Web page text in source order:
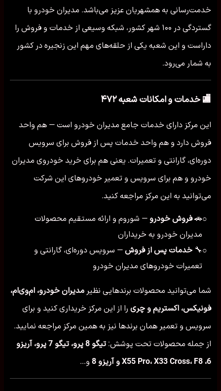
خدمت‌رسانی به همشهریان عزیز می‌باشد. مدیران خودرو با
گستردگی در ۱۰۰ شهر کشور، شبکه وسیعی از خدمات و فروش را
داراست و این شعبه یکی از حلقه‌های مهم این زنجیره در کشور
به شمار می‌رود.
🏬 خدمات و امکانات شعبه ۴۷۲
این مرکز دارای خدمات جامع مدیران خودرو است — هم واحد
فروش دارد و هم واحد خدمات پس از فروش برای سرویس
دوره‌ای، گارانتی و تعمیرات. یعنی هم برای خرید خودروی مدیران
خودرو و هم برای سرویس و تعمیر خودروهای این شرکت
می‌توانید به این مرکز مراجعه کنید.
○
🚗فروش خودرو — شوروم و ارائه مستقیم محصولات
مدیران خودرو به خریداران
○
🔧 خدمات پس از فروش — سرویس دوره‌ای، گارانتی و
تعمیرات خودروهای مدیران خودرو
شما می‌توانید محصولات برندهایی نظیر مدیران خودرو، ام‌وی‌ام،
فونیکس، اکستریم و چری را از این مرکز خریداری کنید و برای
سرویس و تعمیر همان برندها نیز به همین مرکز مراجعه نمایید.
از جمله محصولات تحت پوشش:
تیگو 8 پرو، تیگو 7 پرو، آریزو
6، X55 Pro، X33 Cross، F8 و آریزو 8
و...